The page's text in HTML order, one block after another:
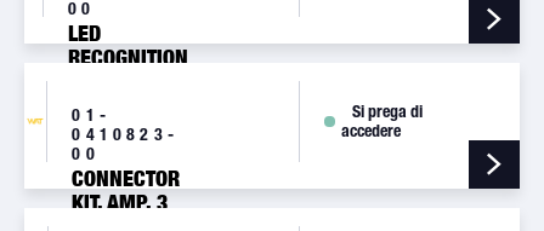
00
LED
RECOGNITION
ASSEMBLY
[7132500]
01-
0410823-
00
CONNECTOR
KIT, AMP, 3
Si prega di
accedere